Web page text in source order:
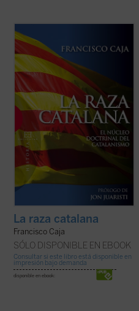
Frente a la visión habitual que atribuye al
nacionalismo catalán una fundamentación
meramente cultural o lingüística, Francisco
Caja muestra, apoyándose en los propios
textos fundacionales de los referentes e
ideólogos del catalanismo, el ...
(ver ficha)
La raza catalana
Francisco Caja
SÓLO DISPONIBLE EN EBOOK
Consultar si este libro está disponible en
impresión bajo demanda
disponible en ebook: